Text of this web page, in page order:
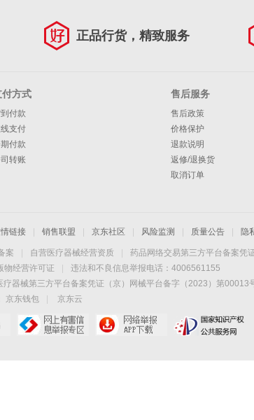
正品行货，精致服务
付方式
付款
支付
付款
转账
售后服务
售后政策
价格保护
退款说明
返修/退换货
取消订单
链接 销售联盟 京东社区 风险监测 质量公告 隐
案 自营医疗器械经营资质 药品网络交易第三方平台备案凭
物经营许可证
违法和不良信息举报电话：4006561155
疗器械第三方平台备案凭证（京）网械平台备字（2023）第00013
京东钱包 京东云